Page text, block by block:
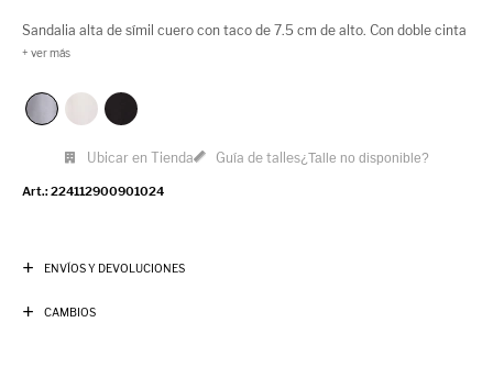
Sandalia alta de símil cuero con taco de 7.5 cm de alto. Con doble cinta
fina sobre el empeine y agarre con hebilla en el tobillo. Cuenta con una
caminar.
Ubicar en Tienda Guía de talles¿Talle no disponible?
224112900901024
ENVÍOS Y DEVOLUCIONES
CAMBIOS